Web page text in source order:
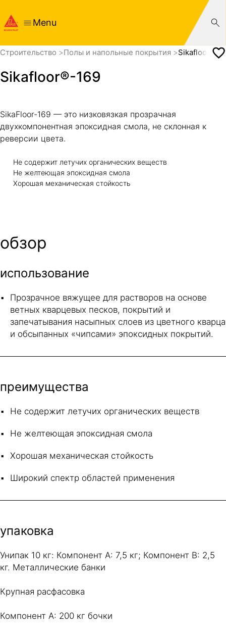
Menu
Cтроительство Полы и напольные покрытия Sikafloor®-
Sikafloor®-169
SikaFloor-169 — это низковязкая прозрачная
двухкомпонентная эпоксидная смола, не склонная к
реверсии цвета.
Не содержит летучих органических веществ
Не желтеющая эпоксидная смола
Хорошая механическая стойкость
обзор
использование
Прозрачное вяжущее для растворов на основе
ветных кварцевых песков, покрытий и
запечатывания насыпных слоев из цветного кварца
и обсыпанных «чипсами» эпоксидных покрытий.
преимущества
Не содержит летучих органических веществ
Не желтеющая эпоксидная смола
Хорошая механическая стойкость
Широкий спектр областей применения
упаковка
Унипак 10 кг: Компонент A: 7,5 кг; Компонент B: 2,5
кг. Металлические банки
Крупная расфасовка
Компонент A: 200 кг бочки